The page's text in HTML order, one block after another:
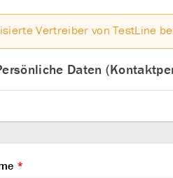
Vertreiber von TestLine
Daten
*